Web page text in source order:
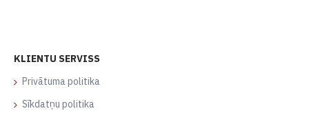
KLIENTU SERVISS
Privātuma politika
Sīkdatņu politika